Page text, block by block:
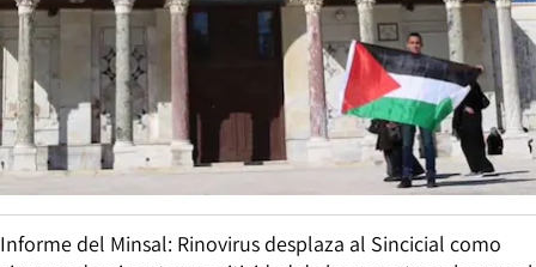
Informe del Minsal: Rinovirus desplaza al Sincicial como